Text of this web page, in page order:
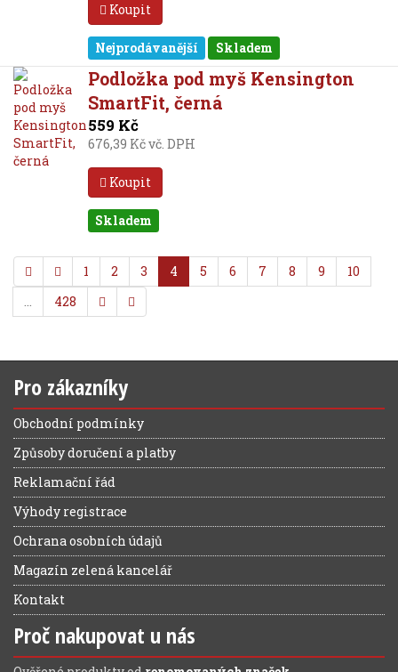
Koupit
Nejprodávanější Skladem
Podložka pod myš Kensington
SmartFit, černá
559 Kč
676,39 Kč vč. DPH
Koupit
Skladem
1 2 3 4 5 6 7 8 9
10
…
428
Pro zákazníky
Obchodní podmínky
Způsoby doručení a platby
Reklamační řád
Výhody registrace
Ochrana osobních údajů
Magazín zelená kancelář
Kontakt
Proč nakupovat u nás